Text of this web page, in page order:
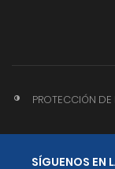
PROTECCIÓN
SÍGUENOS EN